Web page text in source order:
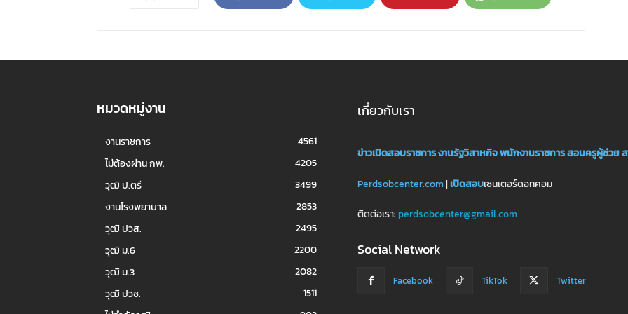
หมวดหมู่งาน
งานราชการ
4561
ไม่ต้องผ่าน กพ.
4205
วุฒิ ป.ตรี
3499
งานโรงพยาบาล
2853
วุฒิ ปวส.
2495
วุฒิ ม.6
2200
วุฒิ ม.3
2082
วุฒิ ปวช.
1511
เกี่ยวกับเรา
ข่าวเปิดสอบราชการงานรัฐวิสาหกิจพนักงานราชการสอบครูผู้ช่วย
Perdsobcenter.com|เปิดสอบเซนเตอร์ดอทคอม
ติดต่อเรา: perdsobcenter@gmail.com
Social Network
Facebook TikTok Twitter